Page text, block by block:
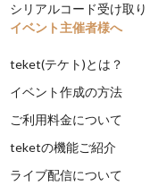
シリアルコード受け取り
イベント主催者様へ
teket(テケト)とは？
イベント作成の方法
ご利用料金について
teketの機能ご紹介
ライブ配信について